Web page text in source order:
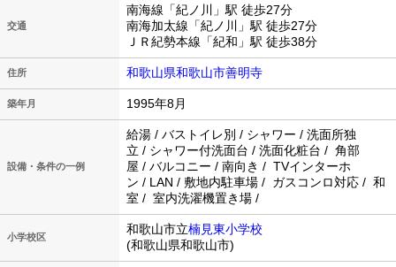
交通
南海線「紀ノ川」駅 徒歩27分
南海加太線「紀ノ川」駅 徒歩27分
ＪＲ紀勢本線「紀和」駅 徒歩38分
住所 和歌山県和歌山市善明寺
築年月 1995年8月
設備・条件の一例
給湯 / バストイレ別 / シャワー / 洗面所独
立 / シャワー付洗面台 / 洗面化粧台 / 角部
屋 / バルコニー / 南向き / TVインターホ
ン / LAN / 敷地内駐車場 / ガスコンロ対応 / 和
室 / 室内洗濯機置き場 /
小学校区
和歌山市立楠見東小学校
(和歌山県和歌山市)